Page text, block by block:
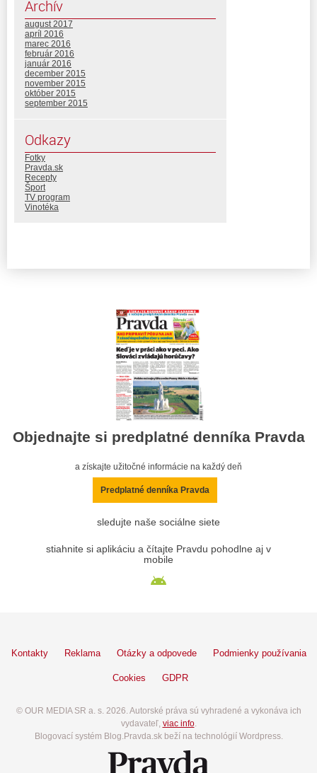
Archív
august 2017
apríl 2016
marec 2016
február 2016
január 2016
december 2015
november 2015
október 2015
september 2015
Odkazy
Fotky
Pravda.sk
Recepty
Šport
TV program
Vinotéka
Objednajte si predplatné denníka Pravda
a získajte užitočné informácie na každý deň
Predplatné denníka Pravda
sledujte naše sociálne siete
stiahnite si aplikáciu a čítajte Pravdu pohodlne aj v
mobile
Kontakty Reklama Otázky a odpovede Podmienky používania
Cookies GDPR
© OUR MEDIA SR a. s. 2026. Autorské práva sú vyhradené a vykonáva ich
vydavateľ, viac info.
Blogovací systém Blog.Pravda.sk beží na technológií Wordpress.